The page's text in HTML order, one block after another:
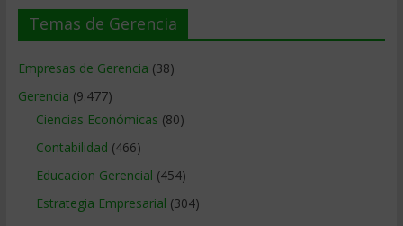
Temas de Gerencia
Empresas de Gerencia (38)
Gerencia (9.477)
Ciencias Económicas (80)
Contabilidad (466)
Educacion Gerencial (454)
Estrategia Empresarial (304)